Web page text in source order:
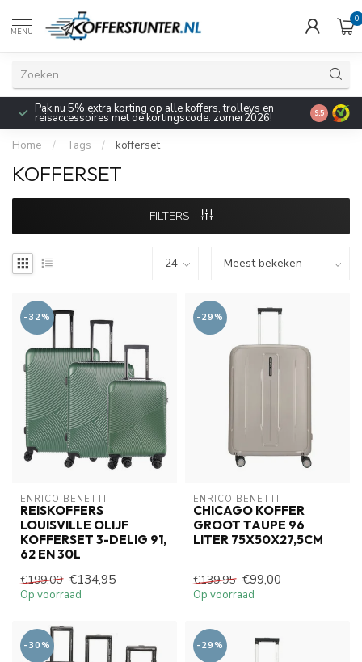
MENU
0
Pak nu 5% extra korting op alle koffers, trolleys en
reisaccessoires met de kortingscode: zomer2026! 9.5
Home / Tags / kofferset
KOFFERSET
FILTERS
-32%
ENRICO BENETTI
REISKOFFERS
LOUISVILLE OLIJF
KOFFERSET 3-DELIG 91,
62 EN 30L
€199,00 €134,95
Op voorraad
-29%
ENRICO BENETTI
CHICAGO KOFFER
GROOT TAUPE 96
LITER 75X50X27,5CM
€139,95 €99,00
Op voorraad
-30% -29%